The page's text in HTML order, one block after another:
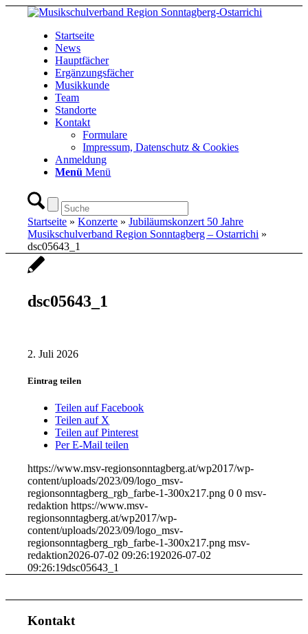
Startseite
News
Hauptfächer
Ergänzungsfächer
Musikkunde
Team
Standorte
Kontakt
Formulare
Impressum, Datenschutz & Cookies
Anmeldung
Menü Menü
Startseite »Konzerte »Jubiläumskonzert 50 Jahre
Musikschulverband Region Sonntagberg – Ostarrichi »
dsc05643_1
dsc05643_1
2. Juli 2026
Eintrag teilen
Teilen auf Facebook
Teilen auf X
Teilen auf Pinterest
Per E-Mail teilen
https://www.msv-regionsonntagberg.at/wp2017/wp-
content/uploads/2023/09/logo_msv-
regionsonntagberg_rgb_farbe-1-300x217.png 0 0 msv-
redaktion https://www.msv-
regionsonntagberg.at/wp2017/wp-
content/uploads/2023/09/logo_msv-
regionsonntagberg_rgb_farbe-1-300x217.png msv-
redaktion2026-07-02 09:26:192026-07-02
09:26:19dsc05643_1
Kontakt